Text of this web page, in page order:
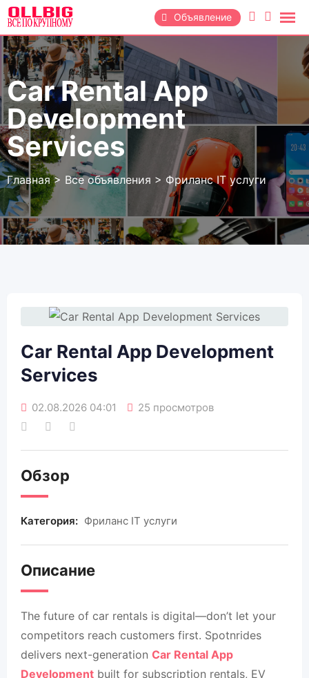
Перейти
содержанию
Объявление
Car Rental App
Development
Services
Главная> Все объявления > Фриланс IT услуги
Car Rental App Development
Services
02.08.2026 04:01 25 просмотров
Обзор
Категория: Фриланс IT услуги
Описание
The future of car rentals is digital—don’t let your
competitors reach customers first. Spotnrides
delivers next-generation Car Rental App
Development built for subscription rentals, EV